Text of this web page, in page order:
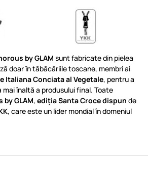
by GLAM sunt fabricate din pielea
doar în tăbăcăriile toscane, membri ai
Italiana Conciata al Vegetale, pentru a
înaltă a produsului final. Toate
by GLAM, ediția Santa Croce dispun de
, care este un lider mondial în domeniul